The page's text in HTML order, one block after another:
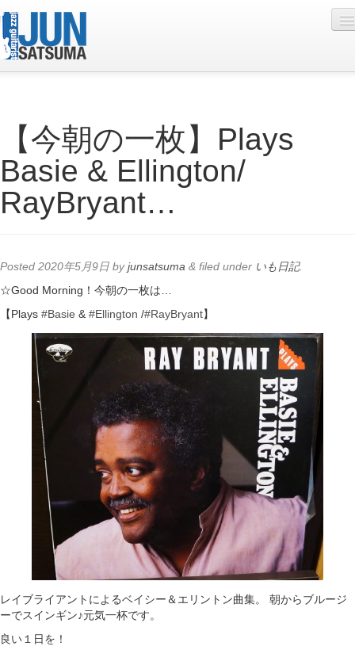
Live Schedule
Discography
Diary
YouTube
Online Lesson
【今朝の一枚】Plays
Basie & Ellington/
RayBryant…
Posted 2020年5月9日 byjunsatsuma & filed under いも日記.
☆Good Morning！今朝の一枚は…
【Plays #Basie & #Ellington /#RayBryant】
レイブライアントによるベイシー＆エリントン曲集。 朝からブルージ
ーでスインギン♪元気一杯です。
良い１日を！